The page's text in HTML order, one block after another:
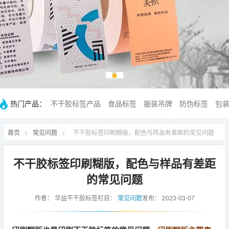
热门产品： 不干胶标签产品 食品标签 服装吊牌 防伪标签 包
首页 > 常见问题 > 不干胶标签印刷糊版，配色与样品有差距的常见问题
不干胶标签印刷糊版，配色与样品有差距
的常见问题
作者： 华益不干胶标签栏目： 常见问题发布： 2023-03-07